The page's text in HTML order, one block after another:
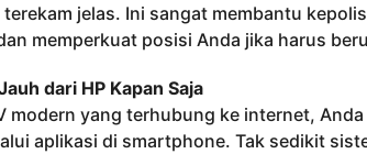
jelas. Ini sangat membantu
memperkuat posisi Anda jika harus
dari HP Kapan Saja
modern yang terhubung ke internet,
aplikasi di smartphone. Tak sedikit